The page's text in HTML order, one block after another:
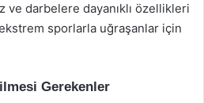
ve darbelere dayanıklı özellikleri
sporlarla uğraşanlar için
Gerekenler